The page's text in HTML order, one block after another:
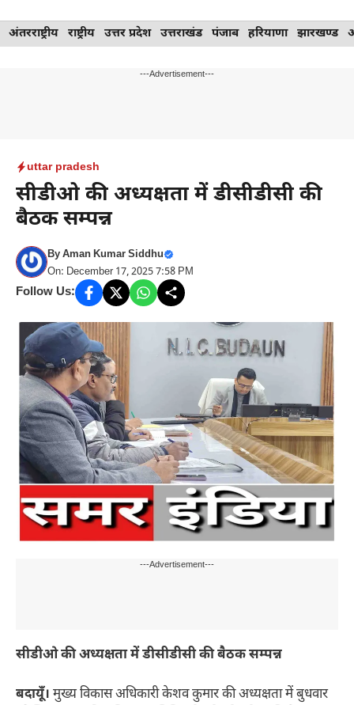
Skip
to
अंतरराष्ट्रीय राष्ट्रीय उत्तर प्रदेश उत्तराखंड पंजाब हरियाणा झारखण्ड
---Advertisement---
uttar pradesh
सीडीओ की अध्यक्षता में डीसीडीसी की
बैठक सम्पन्न
ByAman Kumar Siddhu
On: December 17, 2025 7:58 PM
Follow Us:
---Advertisement---
सीडीओ की अध्यक्षता में डीसीडीसी की बैठक सम्पन्न
बदायूँ। मुख्य विकास अधिकारी केशव कुमार की अध्यक्षता में बुधवार